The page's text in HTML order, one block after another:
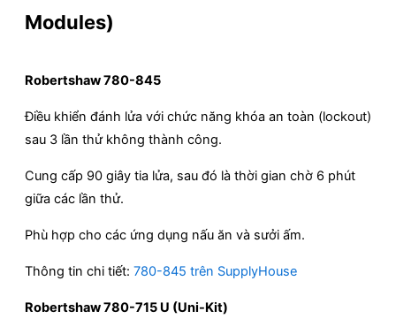
Modules)
Robertshaw 780-845
Điều khiển đánh lửa với chức năng khóa an toàn (lockout)
sau 3 lần thử không thành công.
Cung cấp 90 giây tia lửa, sau đó là thời gian chờ 6 phút
giữa các lần thử.
Phù hợp cho các ứng dụng nấu ăn và sưởi ấm.
Thông tin chi tiết: 780-845 trên SupplyHouse
Robertshaw 780-715 U (Uni-Kit)